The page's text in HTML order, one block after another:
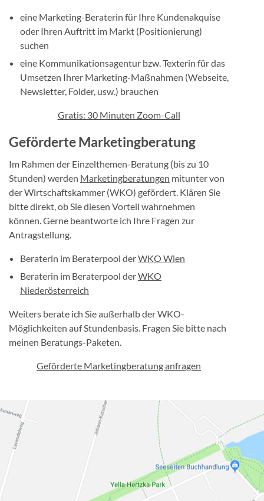
eine Marketing-Beraterin für Ihre Kundenakquise
oder Ihren Auftritt im Markt (Positionierung)
suchen
eine Kommunikationsagentur bzw. Texterin für das
Umsetzen Ihrer Marketing-Maßnahmen (Webseite,
Newsletter, Folder, usw.) brauchen
Gratis: 30 Minuten Zoom-Call
Geförderte Marketingberatung
Im Rahmen der Einzelthemen-Beratung (bis zu 10
Stunden) werden Marketingberatungen mitunter von
der Wirtschaftskammer (WKO) gefördert. Klären Sie
bitte direkt, ob Sie diesen Vorteil wahrnehmen
können. Gerne beantworte ich Ihre Fragen zur
Antragstellung.
Beraterin im Beraterpool derWKO Wien
Beraterin im Beraterpool derWKO
Niederösterreich
Weiters berate ich Sie außerhalb der WKO-
Möglichkeiten auf Stundenbasis. Fragen Sie bitte nach
meinen Beratungs-Paketen.
Geförderte Marketingberatung anfragen